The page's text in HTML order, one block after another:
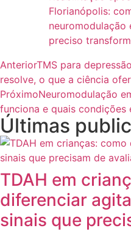
Florianópolis:
neuromodulação
preciso
AnteriorTMS para
resolve, o que a ciência
PróximoNeuromodulação
funciona e quais condições
Últimas
TDAH em
diferenciar
sinais que